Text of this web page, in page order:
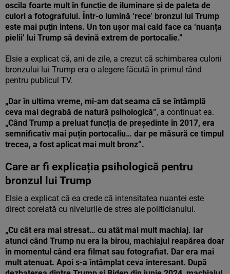
oscila foarte mult în funcție de iluminare și de paleta de
culori a fotografului. Într-o lumină ‘rece’ bronzul lui Trump
este mai puțin intens. Un ton ușor mai cald face ca ‘nuanța
pielii’ lui Trump să devină extrem de portocalie.”
Elsie a explicat că, ani de zile, a crezut că schimbarea culorii
bronzului lui Trump era o alegere făcută în primul rând
pentru publicul TV.
„Dar în ultima vreme, mi-am dat seama că se întâmplă
ceva mai degrabă de natură psihologică”, a continuat ea.
„Când Trump a preluat funcția de președinte în 2017, era
semnificativ mai puțin portocaliu… dar pe măsură ce timpul
trecea, a fost aplicat mai mult bronz”.
Care ar fi explicația psihologică pentru
bronzul lui Trump
Elsie a explicat că ea crede că intensitatea nuanței este
direct corelată cu nivelurile de stres ale politicianului.
„Cu cât era mai stresat… cu atât mai mult machiaj. Iar
atunci când Trump nu era la birou, machiajul reapărea doar
în momentul când era filmat sau fotografiat. Dar era mai
mult atenuat. Apoi s-a întâmplat ceva interesant. După